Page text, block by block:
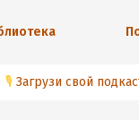
🎙 Загрузи свой